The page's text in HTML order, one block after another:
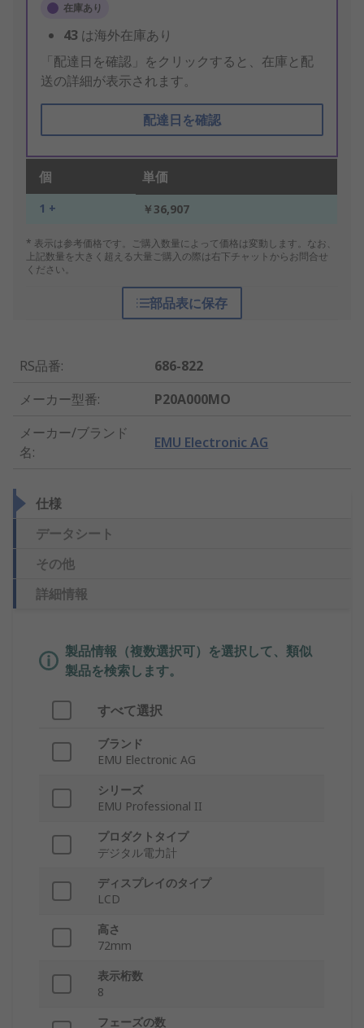
在庫あり
43 は海外在庫あり
「配達日を確認」をクリックすると、在庫と配
送の詳細が表示されます。
配達日を確認
個 単価
1 + ￥36,907
* 表示は参考価格です。ご購入数量によって価格は変動します。なお、
上記数量を大きく超える大量ご購入の際は右下チャットからお問合せ
ください。
部品表に保存
RS品番:
686-822
メーカー型番:
P20A000MO
メーカー/ブランド
名:
EMU Electronic AG
仕様
データシート
その他
詳細情報
製品情報（複数選択可）を選択して、類似
製品を検索します。
すべて選択
ブランド
EMU Electronic AG
シリーズ
EMU Professional II
プロダクトタイプ
デジタル電力計
ディスプレイのタイプ
LCD
高さ
72mm
表示桁数
8
フェーズの数